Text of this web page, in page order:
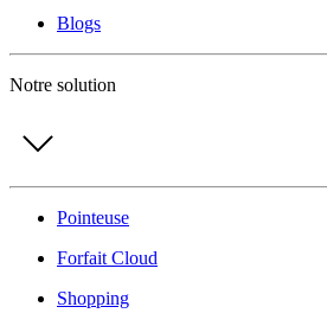
Blogs
Notre solution
Pointeuse
Forfait Cloud
Shopping